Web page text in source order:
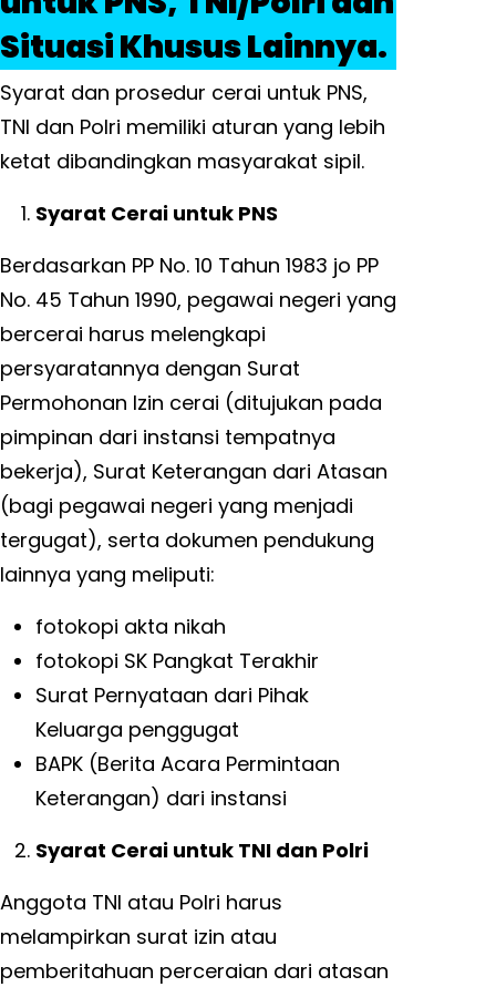
Situasi Khusus Lainnya.
Syarat dan prosedur cerai untuk PNS,
TNI dan Polri memiliki aturan yang lebih
ketat dibandingkan masyarakat sipil.
Syarat Cerai untuk PNS
Berdasarkan PP No. 10 Tahun 1983 jo PP
No. 45 Tahun 1990, pegawai negeri yang
bercerai harus melengkapi
persyaratannya dengan Surat
Permohonan Izin cerai (ditujukan pada
pimpinan dari instansi tempatnya
bekerja), Surat Keterangan dari Atasan
(bagi pegawai negeri yang menjadi
tergugat), serta dokumen pendukung
lainnya yang meliputi:
fotokopi akta nikah
fotokopi SK Pangkat Terakhir
Surat Pernyataan dari Pihak
Keluarga penggugat
BAPK (Berita Acara Permintaan
Keterangan) dari instansi
Syarat Cerai untuk TNI dan Polri
Anggota TNI atau Polri harus
melampirkan surat izin atau
pemberitahuan perceraian dari atasan